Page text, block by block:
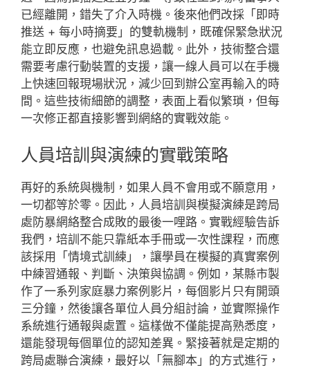
已經離開，錯失了介入時機。後來他們改採「即時
推送 + 每小時摘要」的雙軌機制，既確保緊急狀況
能立即反應，也避免訊息過載。此外，技術整合還
需要考慮行動裝置的支援，讓一線人員可以在手機
上快速回報現場狀況，減少回到辦公室再輸入的時
間。這些技術細節的調整，表面上看似繁瑣，但每
一次修正都直接影響到網絡的實戰效能。
人員培訓與演練的實戰策略
再好的系統與機制，如果人員不會用或不願意用，
一切都等於零。因此，人員培訓與模擬演練是跨局
處防暴網絡整合成敗的最後一哩路。實戰經驗告訴
我們，培訓不能只靠紙本手冊或一次性課程，而應
該採用「情境式訓練」，讓學員在模擬的真實案例
中練習通報、判斷、決策與協調。例如，某縣市製
作了一系列家庭暴力案例影片，每個影片只有開頭
三分鐘，然後讓各單位人員分組討論，並實際操作
系統進行通報與處置。這樣做不僅能提高熟悉度，
還能發現每個單位的認知差異。緊接著就是定期的
跨局處聯合演練，最好以「無腳本」的方式進行，